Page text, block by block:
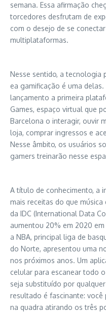
semana. Essa afirmação
torcedores desfrutam de
com o desejo de se
multiplataformas.
Nesse sentido, a tecnologia
ea gamificação é uma
lançamento a primeira
Games, espaço virtual que
Barcelona o interagir, ouvir
loja, comprar ingressos e
Nesse âmbito, os usuários
gamers treinarão nesse
A título de conhecimento, a
mais receitas do que
da IDC (International Data
aumentou 20% em 2020
a NBA, principal liga de
do Norte, apresentou uma
nos próximos anos. Um
celular para escanear todo
seja substituído por
resultado é fascinante: você
na quadra atirando os três